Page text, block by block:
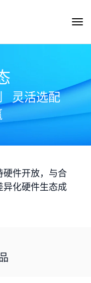
灵活选配
件开放，与合
化硬件生态成